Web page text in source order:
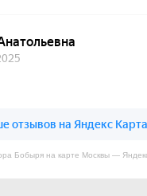
Бобыря на карте Москвы —